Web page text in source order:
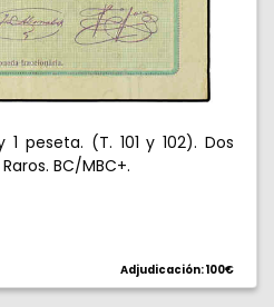
peseta. (T. 101 y 102). Dos
BC/MBC+.
Adjudicación: 100€